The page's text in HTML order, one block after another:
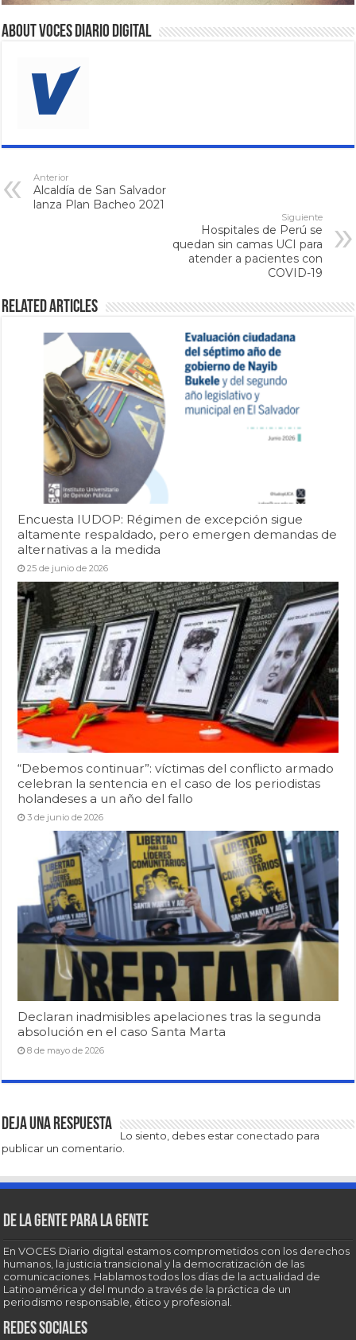
About VOCES Diario digital
Anterior
Alcaldía de San Salvador
lanza Plan Bacheo 2021
Siguiente
Hospitales de Perú se
quedan sin camas UCI para
atender a pacientes con
COVID-19
Related Articles
Encuesta IUDOP: Régimen de excepción sigue
altamente respaldado, pero emergen demandas de
alternativas a la medida
25 de junio de 2026
“Debemos continuar”: víctimas del conflicto armado
celebran la sentencia en el caso de los periodistas
holandeses a un año del fallo
3 de junio de 2026
Declaran inadmisibles apelaciones tras la segunda
absolución en el caso Santa Marta
8 de mayo de 2026
Deja una respuesta
Lo siento, debes estar conectado para
publicar un comentario.
De la gente para la gente
En VOCES Diario digital estamos comprometidos con los derechos
humanos, la justicia transicional y la democratización de las
comunicaciones. Hablamos todos los días de la actualidad de
Latinoamérica y del mundo a través de la práctica de un
periodismo responsable, ético y profesional.
Redes sociales